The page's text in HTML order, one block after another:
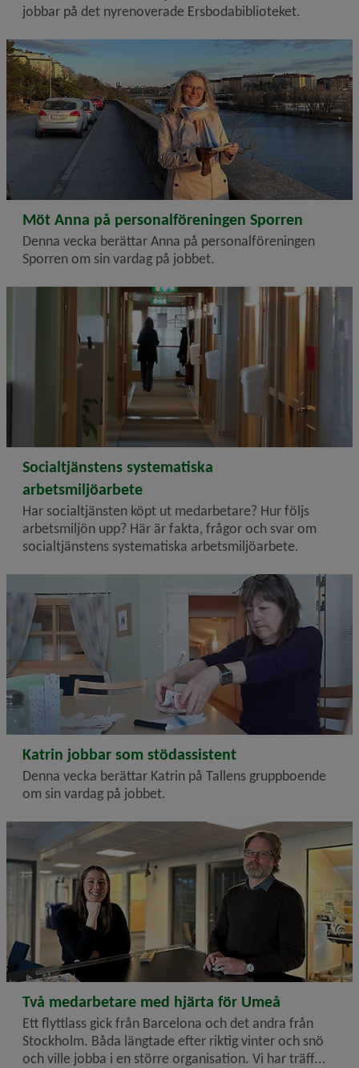
jobbar på det nyrenoverade Ersbodabiblioteket.
2023-04-20
Möt Anna på personalföreningen Sporren
Denna vecka berättar Anna på personalföreningen
Sporren om sin vardag på jobbet.
2023-04-19
Socialtjänstens systematiska
arbetsmiljöarbete
Har socialtjänsten köpt ut medarbetare? Hur följs
arbetsmiljön upp? Här är fakta, frågor och svar om
social­tjänstens systematiska arbetsmiljöarbete.
2023-04-11
Katrin jobbar som stödassistent
Denna vecka berättar Katrin på Tallens gruppboende
om sin vardag på jobbet.
2023-04-05
Två medarbetare med hjärta för Umeå
Ett flyttlass gick från Barcelona och det andra från
Stockholm. Båda längtade efter riktig vinter och snö
och ville jobba i en större organisation. Vi har träff...